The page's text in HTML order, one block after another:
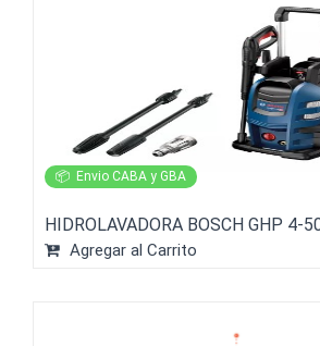
📦 Envio CABA y GBA
HIDROLAVADORA BOSCH GHP 4-
Agregar al Carrito